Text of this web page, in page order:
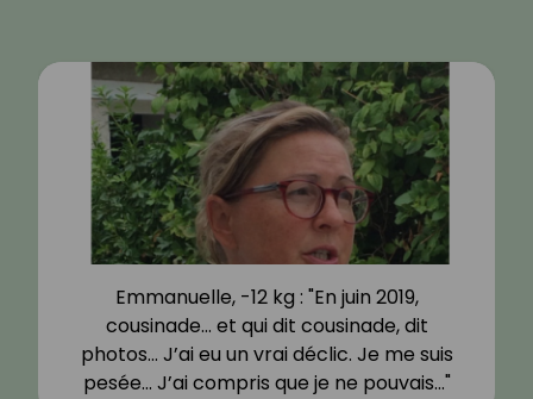
Emmanuelle, -12 kg : "En juin 2019,
cousinade… et qui dit cousinade, dit
photos… J’ai eu un vrai déclic. Je me suis
pesée… J’ai compris que je ne pouvais…"